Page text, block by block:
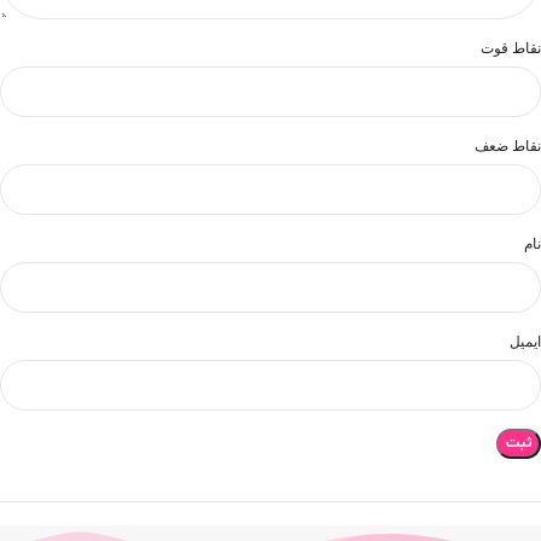
نقاط قوت
نقاط ضعف
نام
ایمیل